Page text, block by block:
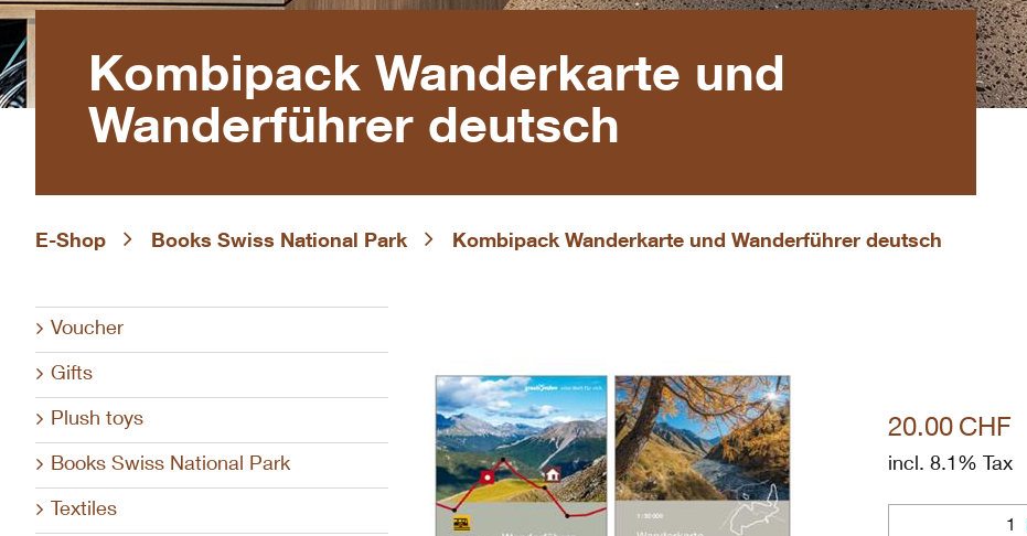
E-Shop Books Swiss National Park Kombipack Wanderkarte und Wanderführer deutsch
Voucher
Gifts
Plush toys
Books Swiss National Park
Textiles
Kombipack Wanderkarte und
Wanderführer deutsch
20.00 CHF
incl. 8.1% Tax